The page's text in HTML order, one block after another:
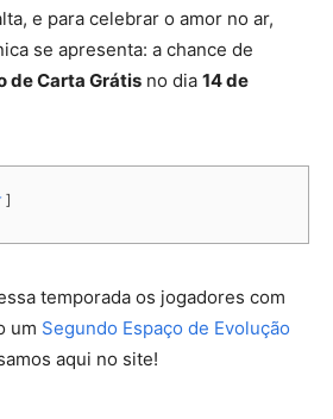
e para celebrar o amor no ar,
se apresenta: a chance de
de Carta Grátis no dia 14 de
temporada os jogadores com
um Segundo Espaço de Evolução
aqui no site!